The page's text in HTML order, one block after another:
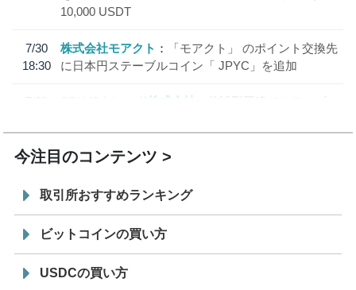
10,000 USDT
7/30
18:30
株式会社モアクト
「モアクト」 のポイント交換先
に日本円ステーブルコイン「 JPYC」を追加
7/29
SBI VCトレード株式会社
信託型円建てステーブル
今注目のコンテンツ
取引所おすすめランキング
ビットコインの買い方
USDCの買い方